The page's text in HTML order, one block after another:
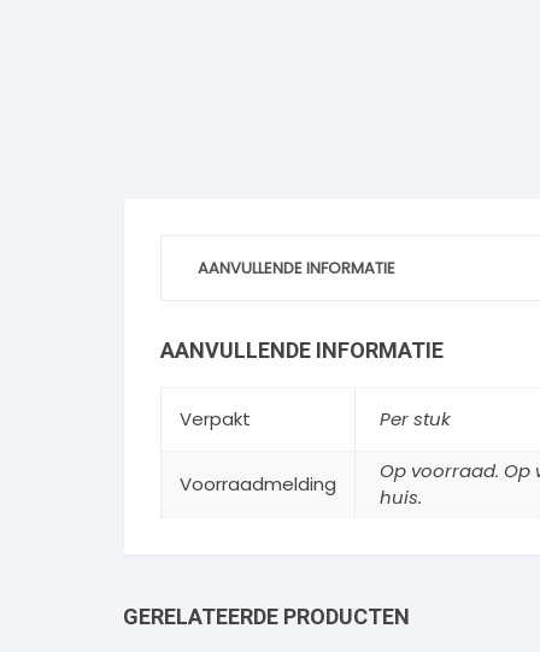
AANVULLENDE INFORMATIE
AANVULLENDE INFORMATIE
Verpakt Per stuk
Voorraadmelding
Op voorraad. Op
huis.
GERELATEERDE PRODUCTEN